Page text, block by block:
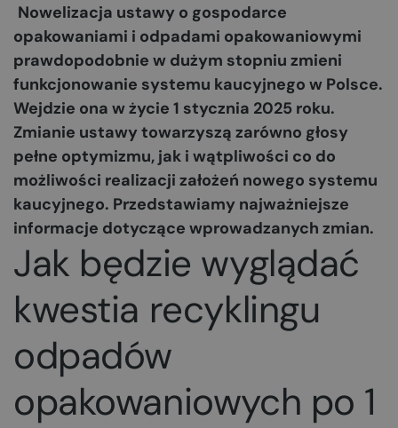
Nowelizacja ustawy o gospodarce
opakowaniami i odpadami opakowaniowymi
prawdopodobnie w dużym stopniu zmieni
funkcjonowanie systemu kaucyjnego w Polsce.
Wejdzie ona w życie 1 stycznia 2025 roku.
Zmianie ustawy towarzyszą zarówno głosy
pełne optymizmu, jak i wątpliwości co do
możliwości realizacji założeń nowego systemu
kaucyjnego. Przedstawiamy najważniejsze
informacje dotyczące wprowadzanych zmian.
Jak będzie wyglądać
kwestia recyklingu
odpadów
opakowaniowych po 1